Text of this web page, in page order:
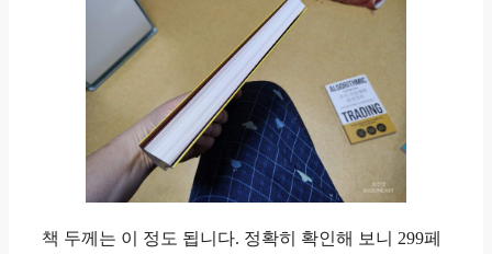
책 두께는 이 정도 됩니다. 정확히 확인해 보니 299페